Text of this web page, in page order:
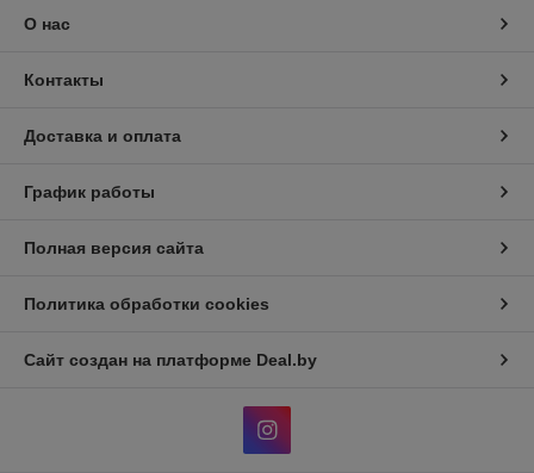
О нас
Контакты
Доставка и оплата
График работы
Полная версия сайта
Политика обработки cookies
Сайт создан на платформе Deal.by